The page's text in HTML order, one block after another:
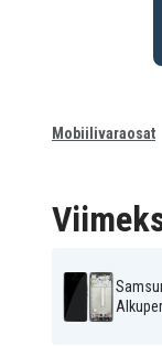
Mobiilivaraosat